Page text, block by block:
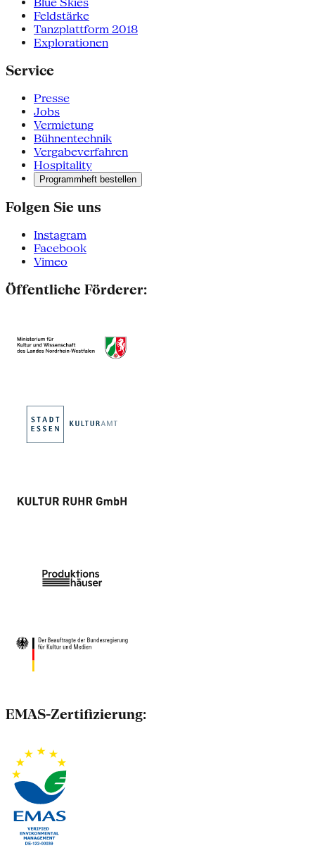
Blue Skies
Feldstärke
Tanzplattform 2018
Explorationen
Service
Presse
Jobs
Vermietung
Bühnentechnik
Vergabeverfahren
Hospitality
Programmheft bestellen
Folgen Sie uns
Instagram
Facebook
Vimeo
Öffentliche Förderer:
EMAS-Zertifizierung: